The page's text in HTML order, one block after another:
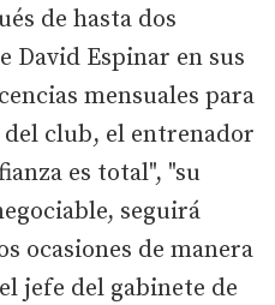
de hasta dos
David Espinar en sus
mensuales para
club, el entrenador
es total", "su
seguirá
ocasiones de manera
jefe del gabinete de